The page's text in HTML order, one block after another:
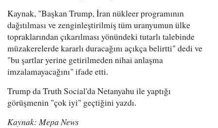
Kaynak, "Başkan Trump, İran nükleer programının
dağıtılması ve zenginleştirilmiş tüm uranyumun ülke
topraklarından çıkarılması yönündeki tutarlı talebinde
müzakerelerde kararlı duracağını açıkça belirtti" dedi ve
"bu şartlar yerine getirilmeden nihai anlaşma
imzalamayacağını" ifade etti.
Trump da Truth Social'da Netanyahu ile yaptığı
görüşmenin "çok iyi" geçtiğini yazdı.
Kaynak: Mepa News